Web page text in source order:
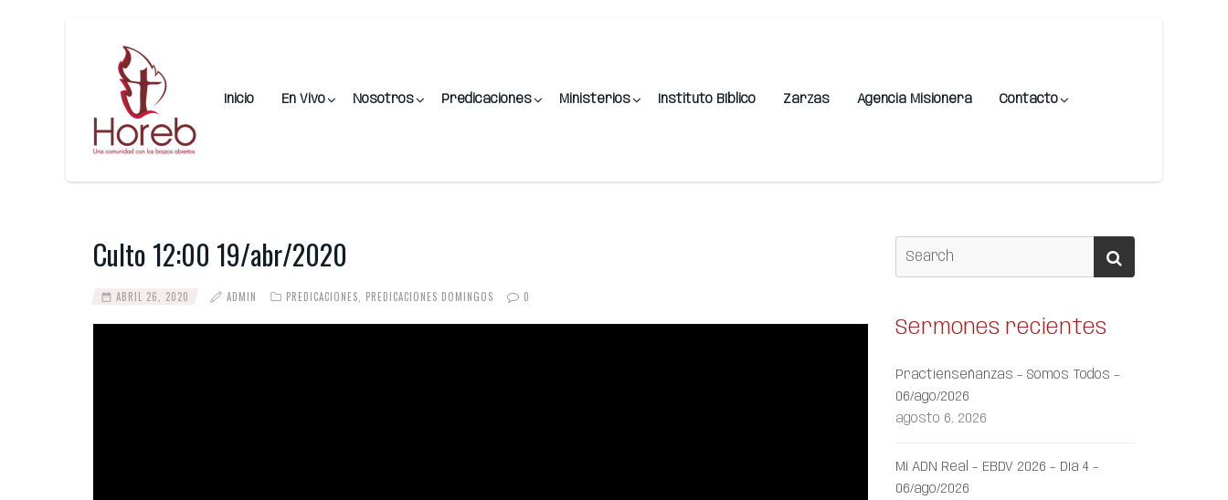
Inicio En Vivo Nosotros Predicaciones Ministerios Instituto Bíblico Zarzas Agencia Misionera Contacto
Culto 12:00 19/abr/2020
ABRIL 26, 2020 ADMIN PREDICACIONES PREDICACIONES DOMINGOS 0
Sermones recientes
Practienseñanzas – Somos Todos –
06/ago/2026
agosto 6, 2026
Mi ADN Real – EBDV 2026 – Día 4 –
06/ago/2026